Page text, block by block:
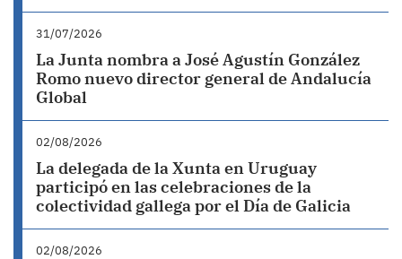
31/07/2026
La Junta nombra a José Agustín González
Romo nuevo director general de Andalucía
Global
02/08/2026
La delegada de la Xunta en Uruguay
participó en las celebraciones de la
colectividad gallega por el Día de Galicia
02/08/2026